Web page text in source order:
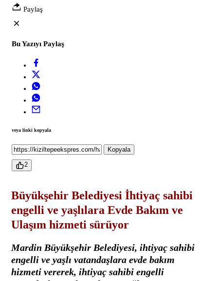
Paylaş
Bu Yazıyı Paylaş
veya linki kopyala
Kopyala
2
Büyükşehir Belediyesi İhtiyaç sahibi
engelli ve yaşlılara Evde Bakım ve
Ulaşım hizmeti sürüyor
Mardin Büyükşehir Belediyesi, ihtiyaç sahibi
engelli ve yaşlı vatandaşlara evde bakım
hizmeti vererek, ihtiyaç sahibi engelli